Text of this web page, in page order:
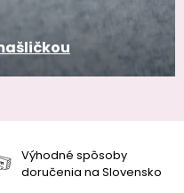
Výhodné spôsoby
doručenia na Slovensko